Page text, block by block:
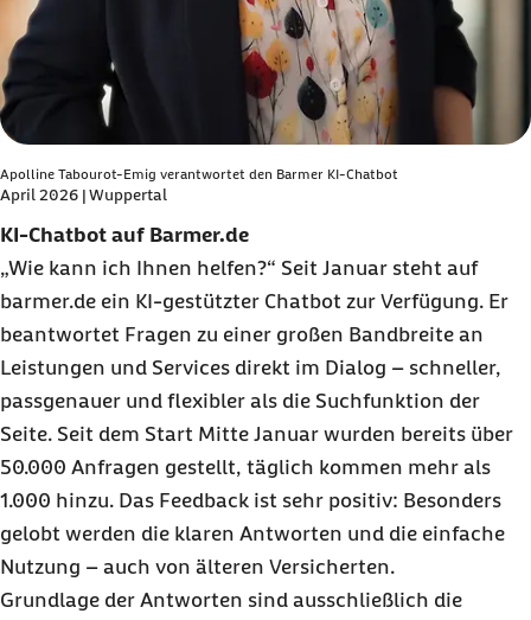
Apolline Tabourot-Emig verantwortet den Barmer KI-Chatbot
April 2026 | Wuppertal
KI-Chatbot auf Barmer.de
„Wie kann ich Ihnen helfen?“ Seit Januar steht auf
barmer.de ein KI-gestützter Chatbot zur Verfügung. Er
beantwortet Fragen zu einer großen Bandbreite an
Leistungen und Services direkt im Dialog – schneller,
passgenauer und flexibler als die Suchfunktion der
Seite. Seit dem Start Mitte Januar wurden bereits über
50.000 Anfragen gestellt, täglich kommen mehr als
1.000 hinzu. Das Feedback ist sehr positiv: Besonders
gelobt werden die klaren Antworten und die einfache
Nutzung – auch von älteren Versicherten.
Grundlage der Antworten sind ausschließlich die